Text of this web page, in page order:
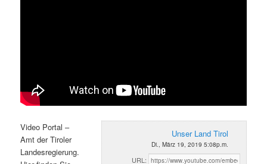
Unser Land Tirol
Di., März 19, 2019 5:08p.m.
URL:
Video Portal –
Amt der Tiroler
Landesregierung.